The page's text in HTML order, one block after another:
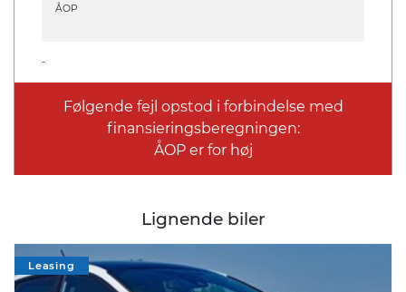
ÅOP
-
Følgende fejl opstod i forbindelse med
finansieringsberegningen:
ÅOP er for høj
Lignende biler
Leasing